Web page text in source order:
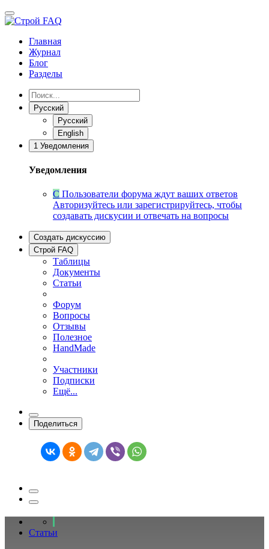
Главная
Журнал
Блог
Разделы
Русский
Русский
English
1 Уведомления
Уведомления
С Пользователи форума ждут ваших ответов
Авторизуйтесь или зарегистрируйтесь, чтобы
создавать дискусии и отвечать на вопросы
Создать дискуссию
Строй FAQ
Таблицы
Документы
Статьи
Форум
Вопросы
Отзывы
Полезное
HandMade
Участники
Подписки
Ещё...
Поделиться
Статьи